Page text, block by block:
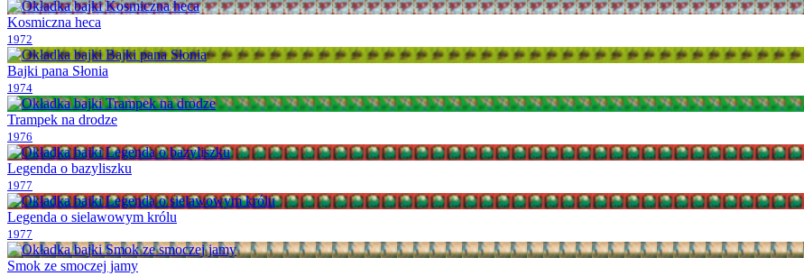
Kosmiczna heca
1972
Bajki pana Słonia
1974
Trampek na drodze
1976
Legenda o bazyliszku
1977
Legenda o sielawowym królu
1977
Smok ze smoczej jamy